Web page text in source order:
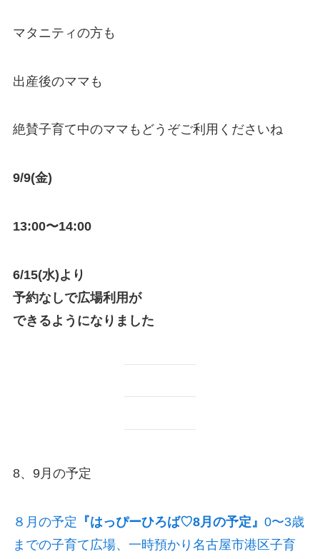
マタニティの方も
出産後のママも
絶賛子育て中のママもどうぞご利用くださいね
9/9(金)
13:00〜14:00
6/15(水)より
予約なしで広場利用が
できるようになりました
8、9月の予定
８月の予定 『はっぴーひろば♡8月の予定』 0〜3歳
までの子育て広場、一時預かり名古屋市港区子育